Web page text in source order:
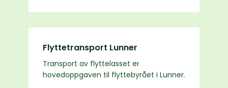
Flyttetransport Lunner
Transport av flyttelasset er
hovedoppgaven til flyttebyrået i Lunner.